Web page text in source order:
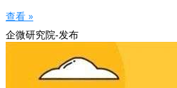
查看 »
企微研究院-发布